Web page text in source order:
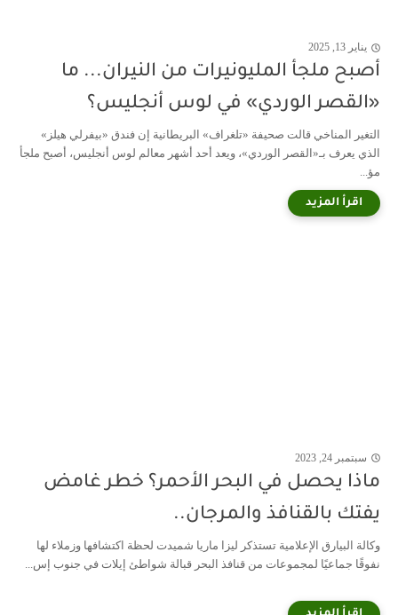
يناير 13, 2025
أصبح ملجأ المليونيرات من النيران... ما
«القصر الوردي» في لوس أنجليس؟
التغير المناخي قالت صحيفة «تلغراف» البريطانية إن فندق «بيفرلي هيلز»
الذي يعرف بـ«القصر الوردي»، ويعد أحد أشهر معالم لوس أنجليس، أصبح ملجأ
مؤ...
سبتمبر 24, 2023
ماذا يحصل في البحر الأحمر؟ خطر غامض
يفتك بالقنافذ والمرجان..
وكالة البيارق الإعلامية تستذكر ليزا ماريا شميدت لحظة اكتشافها وزملاء لها
نفوقًا جماعيًا لمجموعات من قنافذ البحر قبالة شواطئ إيلات في جنوب إس...